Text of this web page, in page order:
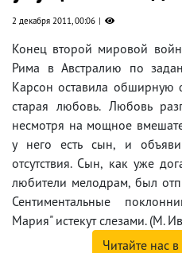
2 декабря 2011, 00:06
Конец второй мировой
Рима в Австралию по
Карсон оставила обширную
старая любовь. Любовь
несмотря на мощное
у него есть сын, и
отсутствия. Сын, как уже
любители мелодрам, был
Сентиментальные
Мария" истекут слезами. (М.
Читайте нас